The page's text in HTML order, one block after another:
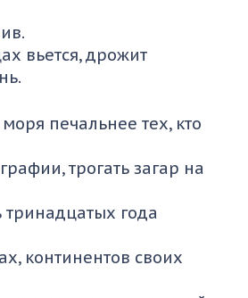
вьется, дрожит
печальнее тех, кто
трогать загар на
года
континентов своих